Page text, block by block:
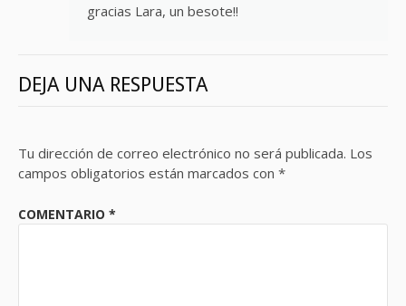
gracias Lara, un besote!!
DEJA UNA RESPUESTA
Tu dirección de correo electrónico no será publicada. Los
campos obligatorios están marcados con *
COMENTARIO *